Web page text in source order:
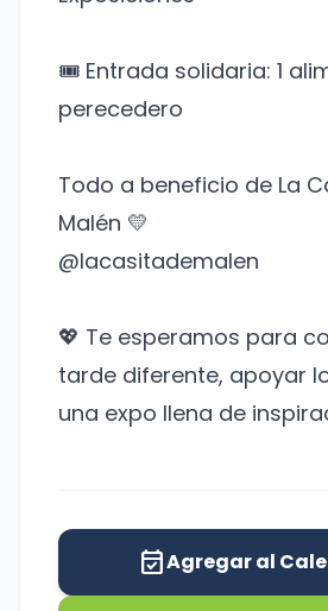
🎟️ Entrada solidaria: 1
perecedero
Todo a beneficio de La
Malén 💛
@lacasitademalen
💖 Te esperamos para
tarde diferente, apoyar
una expo llena de
event_availableAgregar al